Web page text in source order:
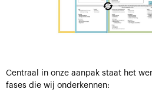
Centraal in onze aanpak staat het
fases die wij onderkennen: